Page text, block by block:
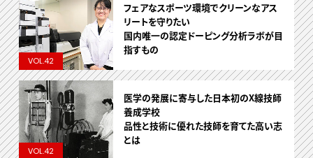
VOL.42
フェアなスポーツ環境でクリーンなアス
リートを守りたい
国内唯一の認定ドーピング分析ラボが目
指すもの
VOL.42
医学の発展に寄与した日本初のX線技師
養成学校
品性と技術に優れた技師を育てた高い志
とは